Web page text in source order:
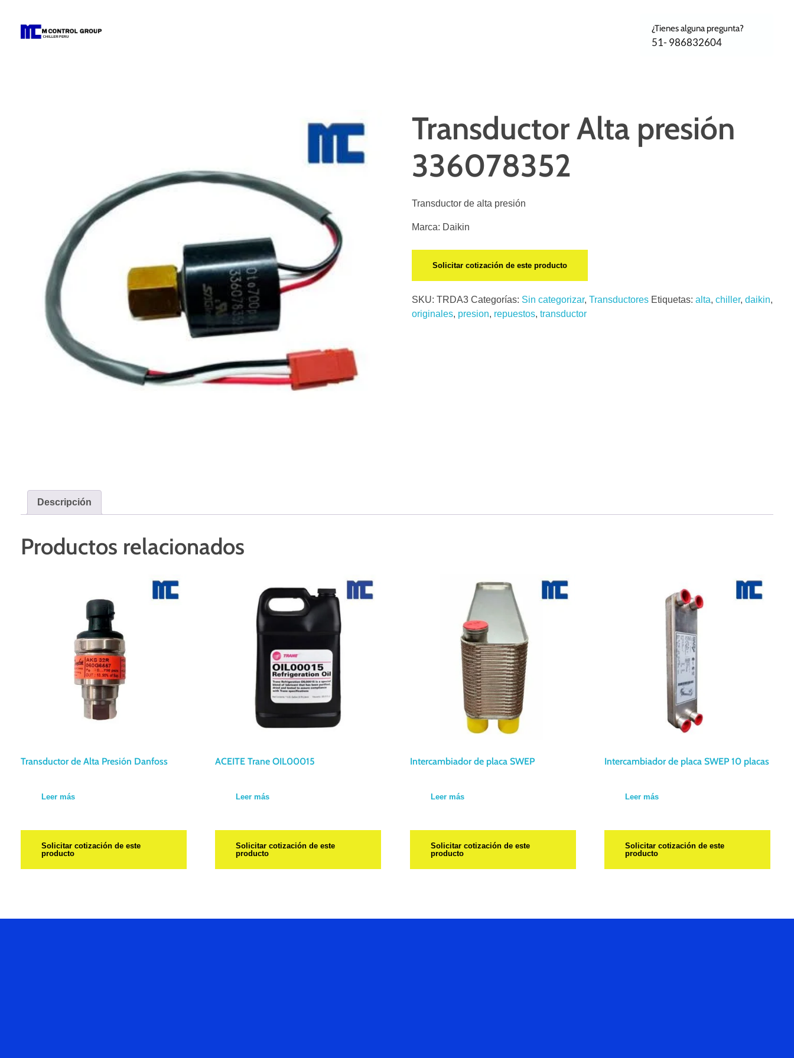
¿Tienes alguna pregunta?
51- 986832604
Transductor Alta presión
336078352
Transductor de alta presión
Marca: Daikin
Solicitar cotización de este producto
SKU:TRDA3 Categorías: Sin categorizar,Transductores Etiquetas:alta,chiller,daikin,
originales, presion, repuestos,transductor
Descripción
Productos relacionados
Transductor de Alta Presión Danfoss
Leer más
Solicitar cotización de este
producto
ACEITE Trane OIL00015
Leer más
Solicitar cotización de este
producto
Intercambiador de placa SWEP
Leer más
Solicitar cotización de este
producto
Intercambiador de placa SWEP 10 placas
Leer más
Solicitar cotización de este
producto